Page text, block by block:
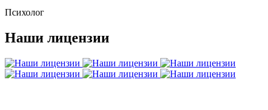
Психолог
Наши лицензии